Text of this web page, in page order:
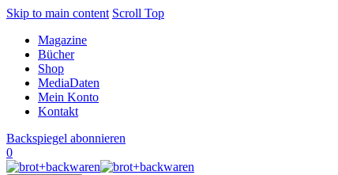
Skip to main content Scroll Top
Magazine
Bücher
Shop
MediaDaten
Mein Konto
Kontakt
Backspiegel abonnieren
0